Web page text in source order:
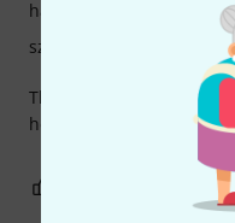
This is so far the best
heard.
hangzás/minőség
számítógép